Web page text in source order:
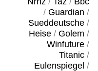
/ Guardian /
Sueddeutsche/
Heise/ Golem /
Winfuture/
Titanic/
Eulenspiegel /